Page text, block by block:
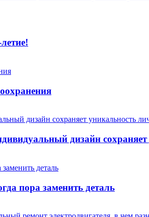
дизайн сохраняет
пора заменить деталь